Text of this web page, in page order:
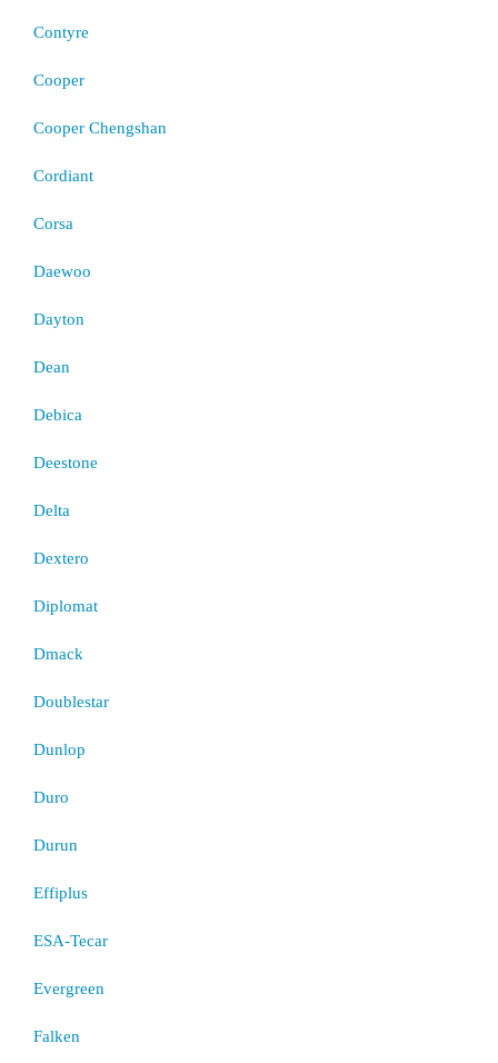
Contyre
Cooper
Cooper Chengshan
Cordiant
Corsa
Daewoo
Dayton
Dean
Debica
Deestone
Delta
Dextero
Diplomat
Dmack
Doublestar
Dunlop
Duro
Durun
Effiplus
ESA-Tecar
Evergreen
Falken